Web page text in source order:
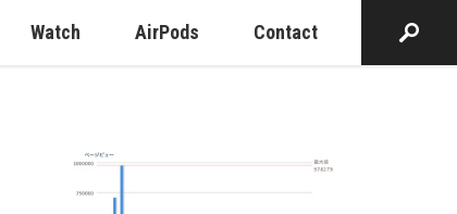
Watch AirPods Contact